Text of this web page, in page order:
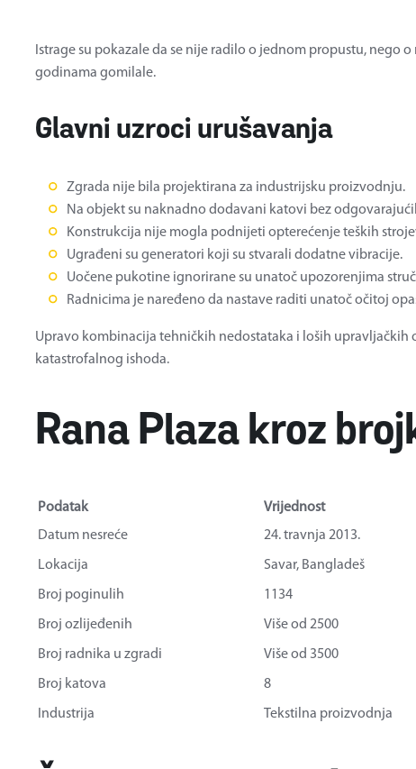
Istrage su pokazale da se nije radilo o jednom propustu, nego
godinama gomilale.
Glavni uzroci urušavanja
Zgrada nije bila projektirana za industrijsku proizvodnju.
Na objekt su naknadno dodavani katovi bez
Konstrukcija nije mogla podnijeti opterećenje teških
Ugrađeni su generatori koji su stvarali dodatne vibracije.
Uočene pukotine ignorirane su unatoč upozorenjima
Radnicima je naređeno da nastave raditi unatoč očitoj
Upravo kombinacija tehničkih nedostataka i loših upravljačkih
katastrofalnog ishoda.
Rana Plaza kroz
Podatak
Vrijednost
Datum nesreće
24. travnja 2013.
Lokacija Savar, Bangladeš
Broj poginulih 1134
Broj ozlijeđenih Više od 2500
Broj radnika u zgradi Više od 3500
Broj katova 8
Industrija Tekstilna proizvodnja